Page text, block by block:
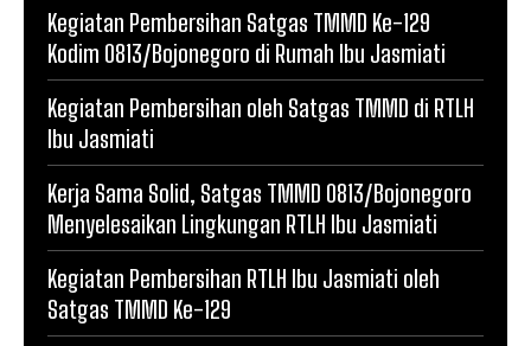
Kegiatan Pembersihan Satgas TMMD Ke-129
Kodim 0813/Bojonegoro di Rumah Ibu Jasmiati
Kegiatan Pembersihan oleh Satgas TMMD di RTLH
Ibu Jasmiati
Kerja Sama Solid, Satgas TMMD 0813/Bojonegoro
Menyelesaikan Lingkungan RTLH Ibu Jasmiati
Kegiatan Pembersihan RTLH Ibu Jasmiati oleh
Satgas TMMD Ke-129